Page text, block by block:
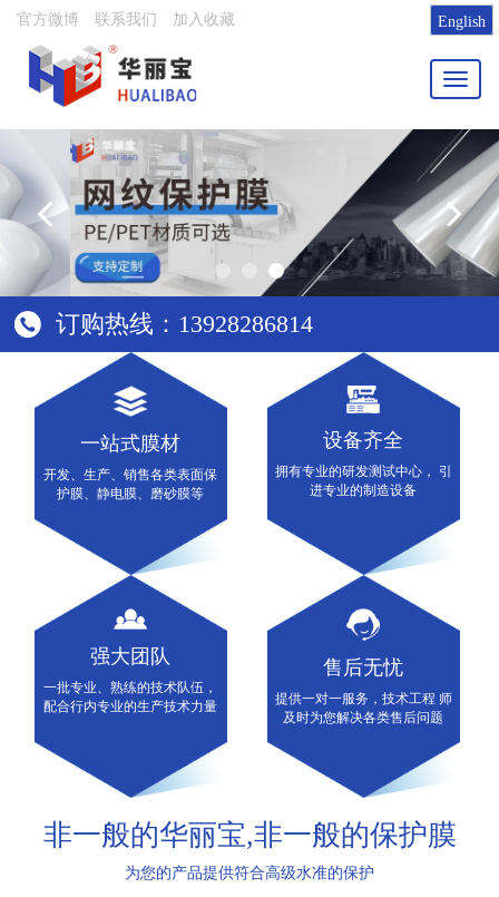
English
官方微博 联系我们 加入收藏
订购热线：13928286814
一站式膜材
开发、生产、销售各类表面保
护膜、静电膜、磨砂膜等
设备齐全
拥有专业的研发测试中心， 引
进专业的制造设备
强大团队
一批专业、熟练的技术队伍，
配合行内专业的生产技术力量
售后无忧
提供一对一服务，技术工程 师
及时为您解决各类售后问题
非一般的华丽宝,非一般的保护膜
为您的产品提供符合高级水准的保护